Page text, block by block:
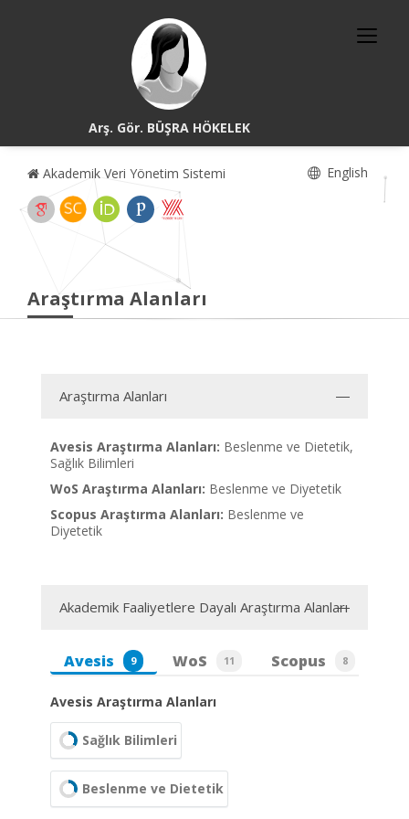
Arş. Gör. BÜŞRA HÖKELEK
Akademik Veri Yönetim Sistemi English
Araştırma Alanları
Araştırma Alanları
Avesis Araştırma Alanları: Beslenme ve Dietetik,
Sağlık Bilimleri
WoS Araştırma Alanları: Beslenme ve Diyetetik
Scopus Araştırma Alanları: Beslenme ve
Diyetetik
Akademik Faaliyetlere Dayalı Araştırma Alanları
Avesis 9 WoS 11 Scopus 8
Avesis Araştırma Alanları
Sağlık Bilimleri
Beslenme ve Dietetik